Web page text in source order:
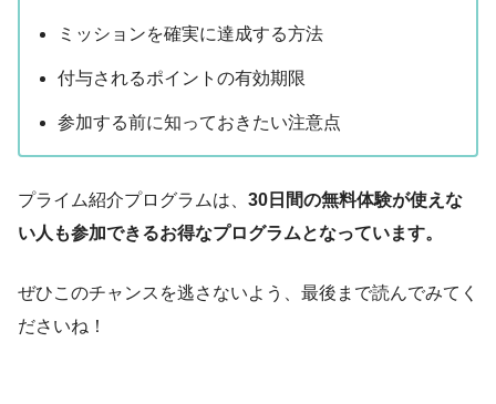
ミッションを確実に達成する方法
付与されるポイントの有効期限
参加する前に知っておきたい注意点
プライム紹介プログラムは、 30日間の無料体験が使えな
い人も参加できるお得なプログラムとなっています。
ぜひこのチャンスを逃さないよう、最後まで読んでみてく
ださいね！